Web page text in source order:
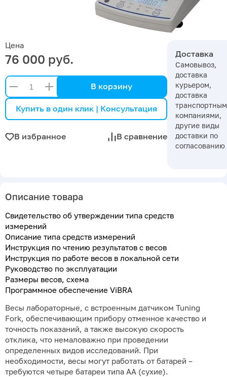
Цена
76 000 руб.
В корзину
Купить в один клик | Консультация
В избранное В сравнение
Доставка
Самовывоз,
доставка
курьером,
доставка
компаниями,
другие виды
доставки по
согласованию
Описание товара
Свидетельство об утверждении типа средств
измерений
Описание типа средств измерений
Инструкция по чтению результатов с весов
Инструкция по работе весов в локальной сети
Руководство по эксплуатации
Размеры весов, схема
Программное обеспечение ViBRA
Весы лабораторные, с встроенным датчиком Tuning
Fork, обеспечивающим прибору отменное качество и
точность показаний, а также высокую скорость
отклика, что немаловажно при проведении
определенных видов исследований. При
необходимости, весы могут работать от батарей –
требуются четыре батареи типа АА (сухие).